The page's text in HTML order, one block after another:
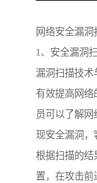
网络安全漏
1、安全漏洞
漏洞扫描技
有效提高网络
员可以了解
现安全漏洞，
根据扫描的结
置，在攻击